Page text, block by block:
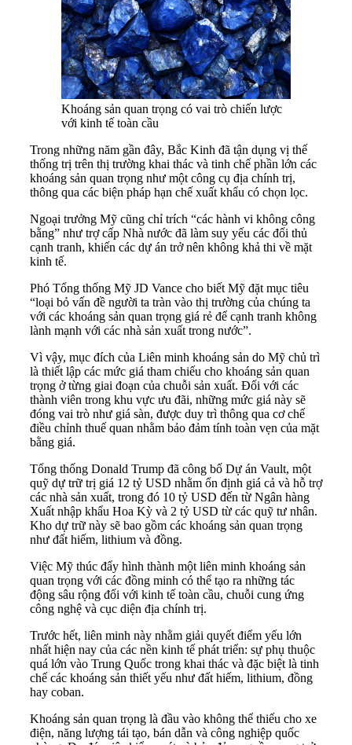
Khoáng sản quan trọng có vai trò chiến lược
với kinh tế toàn cầu
Trong những năm gần đây, Bắc Kinh đã tận dụng vị thế
thống trị trên thị trường khai thác và tinh chế phần lớn các
khoáng sản quan trọng như một công cụ địa chính trị,
thông qua các biện pháp hạn chế xuất khẩu có chọn lọc.
Ngoại trưởng Mỹ cũng chỉ trích “các hành vi không công
bằng” như trợ cấp Nhà nước đã làm suy yếu các đối thủ
cạnh tranh, khiến các dự án trở nên không khả thi về mặt
kinh tế.
Phó Tổng thống Mỹ JD Vance cho biết Mỹ đặt mục tiêu
“loại bỏ vấn đề người ta tràn vào thị trường của chúng ta
với các khoáng sản quan trọng giá rẻ để cạnh tranh không
lành mạnh với các nhà sản xuất trong nước”.
Vì vậy, mục đích của Liên minh khoáng sản do Mỹ chủ trì
là thiết lập các mức giá tham chiếu cho khoáng sản quan
trọng ở từng giai đoạn của chuỗi sản xuất. Đối với các
thành viên trong khu vực ưu đãi, những mức giá này sẽ
đóng vai trò như giá sàn, được duy trì thông qua cơ chế
điều chỉnh thuế quan nhằm bảo đảm tính toàn vẹn của mặt
bằng giá.
Tổng thống Donald Trump đã công bố Dự án Vault, một
quỹ dự trữ trị giá 12 tỷ USD nhằm ổn định giá cả và hỗ trợ
các nhà sản xuất, trong đó 10 tỷ USD đến từ Ngân hàng
Xuất nhập khẩu Hoa Kỳ và 2 tỷ USD từ các quỹ tư nhân.
Kho dự trữ này sẽ bao gồm các khoáng sản quan trọng
như đất hiếm, lithium và đồng.
Việc Mỹ thúc đẩy hình thành một liên minh khoáng sản
quan trọng với các đồng minh có thể tạo ra những tác
động sâu rộng đối với kinh tế toàn cầu, chuỗi cung ứng
công nghệ và cục diện địa chính trị.
Trước hết, liên minh này nhằm giải quyết điểm yếu lớn
nhất hiện nay của các nền kinh tế phát triển: sự phụ thuộc
quá lớn vào Trung Quốc trong khai thác và đặc biệt là tinh
chế các khoáng sản thiết yếu như đất hiếm, lithium, đồng
hay coban.
Khoáng sản quan trọng là đầu vào không thể thiếu cho xe
điện, năng lượng tái tạo, bán dẫn và công nghiệp quốc